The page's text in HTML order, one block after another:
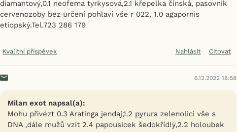
diamantový,0.1 neofema tyrkysová,2.1 křepelka čínská, pasovnik
cervenozoby bez určení pohlaví vše r 022, 1.0 agapornis
etiopský.Tel.723 286 179
Kvalitní příspěvek Nahlásit Citovat
6.12.2022 18:58
Milan exot napsal(a):
Mohu přivézt 0.3 Aratinga jendaj,1.2 pyrura zelenolici vše s
DNA ,dále mužů vzít 2.4 papousicek šedokřídlý,2.2 holoubek